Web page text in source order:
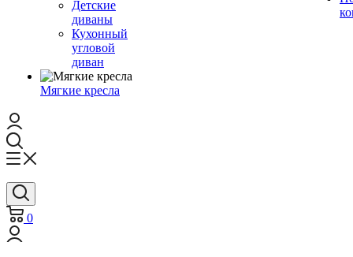
Детские
диваны
Кухонный
угловой
диван
Мягкие кресла
0